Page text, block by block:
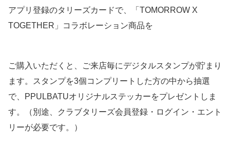
アプリ登録のタリーズカードで、「TOMORROW X
TOGETHER」コラボレーション商品を
ご購入いただくと、ご来店毎にデジタルスタンプが貯まり
ます。スタンプを3個コンプリートした方の中から抽選
で、PPULBATUオリジナルステッカーをプレゼントしま
す。（別途、クラブタリーズ会員登録・ログイン・エント
リーが必要です。）